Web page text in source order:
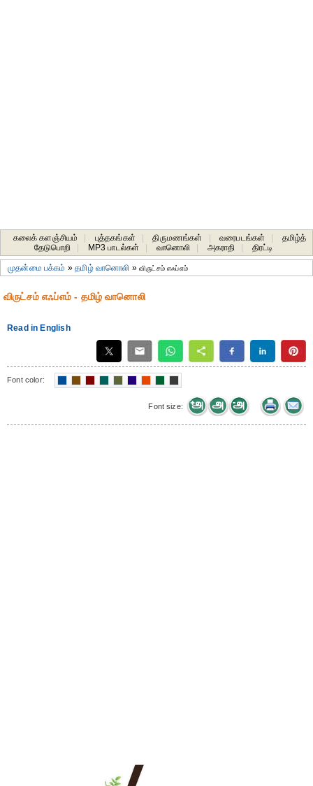
கலைக் களஞ்சியம் புத்தகங்கள் திருமணங்கள் வரைபடங்கள்
தமிழ்த்
தேடுபொறி
MP3 பாடல்கள் வானொலி அகராதி திரட்டி
முதன்மை பக்கம் »தமிழ் வானொலி » விருட்சம் எஃப்எம்
விருட்சம் எஃப்எம் - தமிழ் வானொலி
Read in English
Font color:
Font size: